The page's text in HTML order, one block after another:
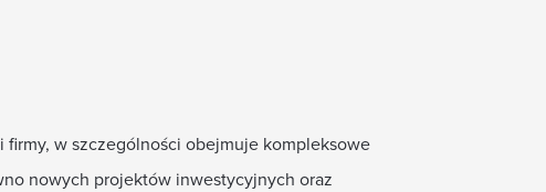
firmy, w szczególności obejmuje kompleksowe
nowych projektów inwestycyjnych oraz